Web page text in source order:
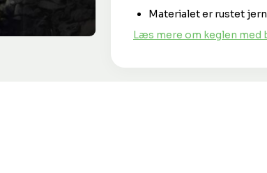
Materialet er rustet
Læs mere om keglen